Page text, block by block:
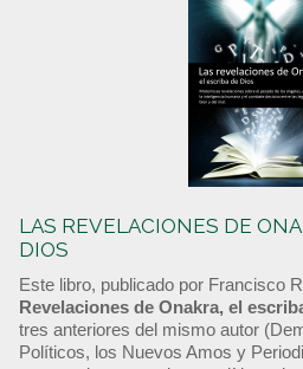
LAS REVELACIONES DE
DIOS
Este libro, publicado por Francisco
Revelaciones de Onakra, el
tres anteriores del mismo autor
Políticos, los Nuevos Amos y